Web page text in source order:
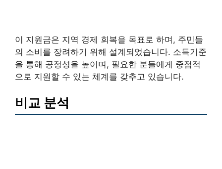
이 지원금은 지역 경제 회복을 목표로 하며, 주민들
의 소비를 장려하기 위해 설계되었습니다. 소득기준
을 통해 공정성을 높이며, 필요한 분들에게 중점적
으로 지원할 수 있는 체계를 갖추고 있습니다.
비교 분석